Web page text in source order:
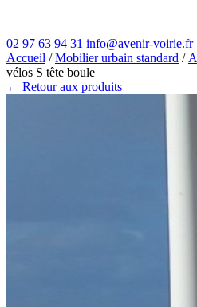
02 97 63 94 31 info@avenir-voirie.fr
Accueil /Mobilier urbain standard /
vélos S tête boule
← Retour aux produits